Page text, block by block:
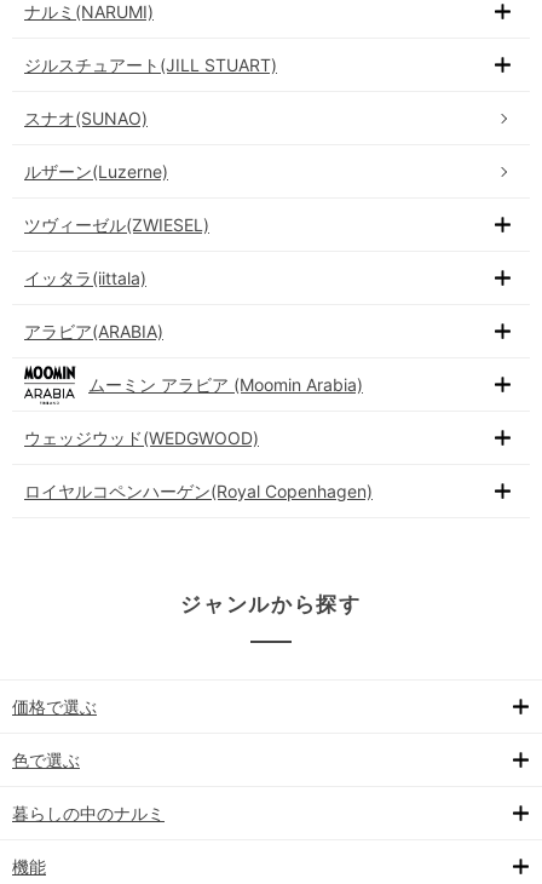
ナルミ(NARUMI)
ジルスチュアート(JILL STUART)
スナオ(SUNAO)
ルザーン(Luzerne)
ツヴィーゼル(ZWIESEL)
イッタラ(iittala)
アラビア(ARABIA)
ムーミン アラビア (Moomin Arabia)
ウェッジウッド(WEDGWOOD)
ロイヤルコペンハーゲン(Royal Copenhagen)
ジャンルから探す
価格で選ぶ
色で選ぶ
暮らしの中のナルミ
機能